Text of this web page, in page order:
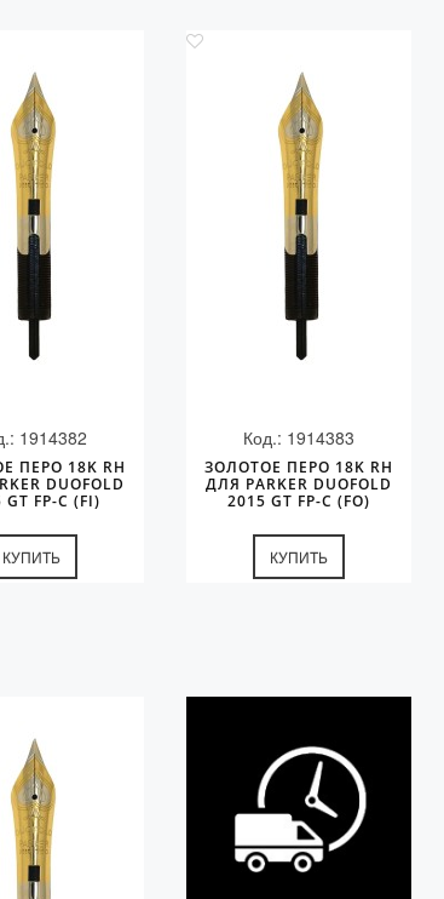
1914382
ПЕРО 18K RH
DUOFOLD
GT FP-C (FI)
КУПИТЬ
Код.: 1914383
ЗОЛОТОЕ ПЕРО 18K RH
ДЛЯ PARKER DUOFOLD
2015 GT FP-C (FO)
КУПИТЬ